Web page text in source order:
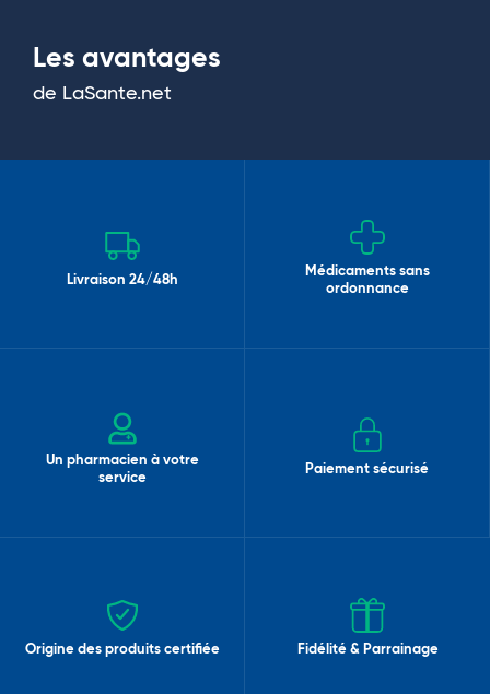
Les avantages
de LaSante.net
Livraison 24/48h
Médicaments sans
ordonnance
Un pharmacien à votre
service
Paiement sécurisé
Origine des produits certifiée Fidélité & Parrainage